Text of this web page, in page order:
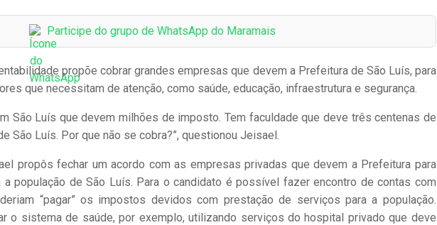
Participe do grupo de WhatsApp do Maramais
propõe cobrar grandes empresas que devem a Prefeitura de São Luís, para
que necessitam de atenção, como saúde, educação, infraestrutura e segurança.
São Luís que devem milhões de imposto. Tem faculdade que deve três centenas de
São Luís. Por que não se cobra?”, questionou Jeisael.
propôs fechar um acordo com as empresas privadas que devem a Prefeitura para
população de São Luís. Para o candidato é possível fazer encontro de contas com
“pagar” os impostos devidos com prestação de serviços para a população.
o sistema de saúde, por exemplo, utilizando serviços do hospital privado que deve